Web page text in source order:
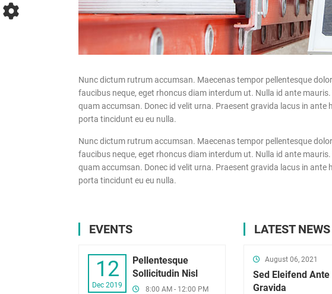
Nunc dictum rutrum accumsan. Maecenas tempor pellentesque
faucibus neque, eget rhoncus diam interdum ut. Nulla id ante
quam accumsan. Donec id velit urna. Praesent gravida lacus in
porta tincidunt eu eu nulla.
Nunc dictum rutrum accumsan. Maecenas tempor pellentesque
faucibus neque, eget rhoncus diam interdum ut. Nulla id ante
quam accumsan. Donec id velit urna. Praesent gravida lacus in
porta tincidunt eu eu nulla.
EVENTS
12
Dec 2019
Pellentesque
Sollicitudin Nisl
8:00 AM - 12:00 PM
LATEST NEWS
August 06, 2021
Sed Eleifend Ante
Gravida